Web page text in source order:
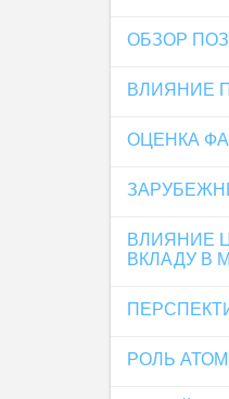
ОБЗОР
ВЛИЯНИE
ОЦЕНКА
ВЛИЯНИЕ
ВКЛАДУ В
РОЛЬ